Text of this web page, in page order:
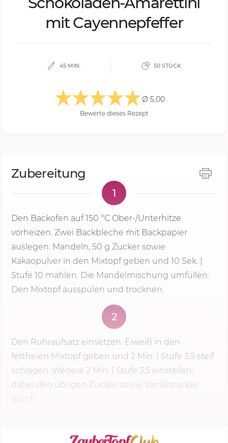
mit Ca­yenne­pfef­fer
45 MIN. 50 STÜCK
Ø 5,00
Bewerte dieses Rezept
Zubereitung
1
Den Backofen auf150 °C Ober-/Unterhitze
vorheizen. Zwei Backbleche mit Backpapier
auslegen. Mandeln, 50 g Zucker sowie
Kakaopulver in den Mixtopf geben und 10 Sek.
Stufe 10 mahlen. Die Mandelmischung umfüllen.
Den Mixtopf ausspülen und trocknen.
2
Den Rühraufsatz einsetzen. Eiweiß in den
fettfreien Mixtopf geben und 2 Min.
| Stufe 3,5 steif
schlagen. Weitere 2 Min.
| Stufe 3,5 einstellen,
dabei den übrigen Zucker sowie Vanillezucker
durch...
KOCHMODUS STARTEN